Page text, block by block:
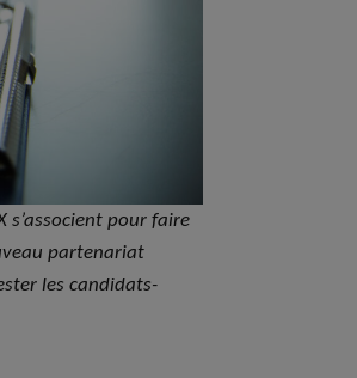
s’associent pour faire
partenariat
les candidats-